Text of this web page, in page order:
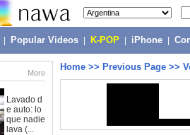
Popular Videos K-POP iPhone
More
Lavado d
e auto: lo
que nadie
lava (...
Home >> Previous Page >>